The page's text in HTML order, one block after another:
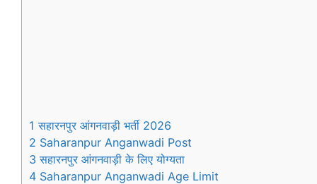
1 सहारनपुर आंगनवाड़ी भर्ती 2026
2 Saharanpur Anganwadi Post
3 सहारनपुर आंगनवाड़ी के लिए योग्यता
4 Saharanpur Anganwadi Age Limit